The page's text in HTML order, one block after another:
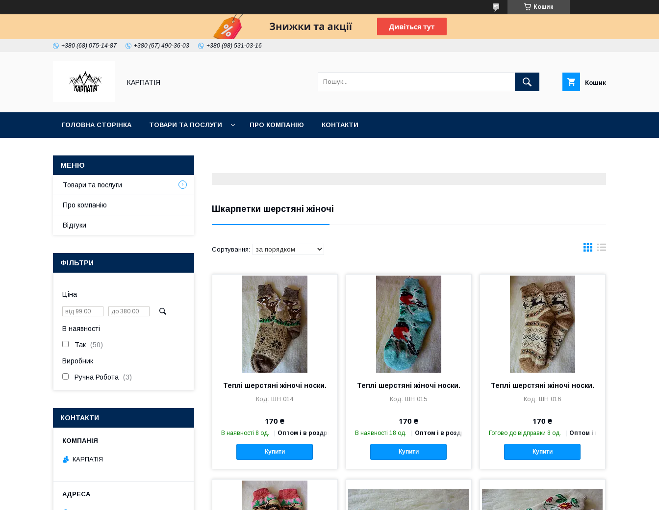
Кошик
+380 (68) 075-14-87 +380 (67) 490-36-03 +380 (98) 531-03-16
КАРПАТІЯ Кошик
ГОЛОВНА СТОРІНКА ТОВАРИ ТА ПОСЛУГИ ПРО КОМПАНІЮ КОНТАКТИ
Шкарпетки шерстяні жіночі
Теплі шерстяні жіночі носки.
ШН 014
170 ₴
В наявності 8 од. Оптом і в роздріб
Купити
Теплі шерстяні жіночі носки.
ШН 015
170 ₴
В наявності 18 од. Оптом і в роздріб
Купити
Теплі шерстяні жіночі носки.
ШН 016
170 ₴
Готово до відправки 8 од. Оптом і в роздріб
Купити
Товари та послуги
Про компанію
Відгуки
ФІЛЬТРИ
Ціна
В наявності
Так 50
Виробник
Ручна Робота 3
КОНТАКТИ
КАРПАТІЯ